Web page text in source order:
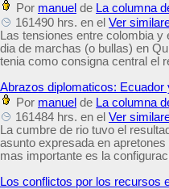
Por manuel de La columna
161490 hrs. en el Ver
Las tensiones entre colombia y
dia de marchas (o bullas) en
tenia como consigna central el
Abrazos diplomaticos: Ecuador
Por manuel de La columna
161484 hrs. en el Ver
La cumbre de rio tuvo el
asunto expresada en
mas importante es la
Los conflictos por los recursos